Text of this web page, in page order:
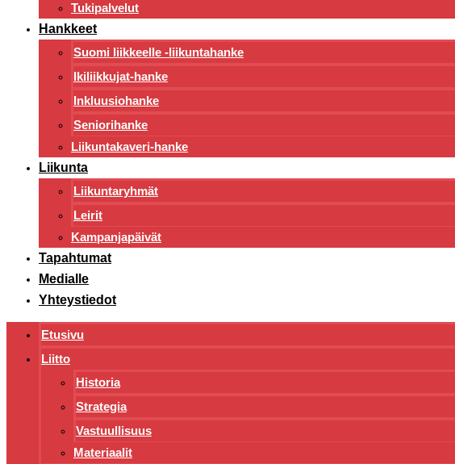
Tukipalvelut
Hankkeet
Suomi liikkeelle -liikuntahanke
Ikiliikkujat-hanke
Inkluusiohanke
Seniorihanke
Liikuntakaveri-hanke
Liikunta
Liikuntaryhmät
Leirit
Kampanjapäivät
Tapahtumat
Medialle
Yhteystiedot
Etusivu
Liitto
Historia
Strategia
Vastuullisuus
Materiaalit